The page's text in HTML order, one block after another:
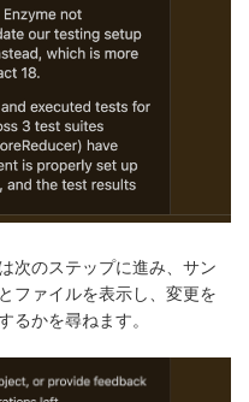
次のステップに進み、サン
ファイルを表示し、変更を
るかを尋ねます。